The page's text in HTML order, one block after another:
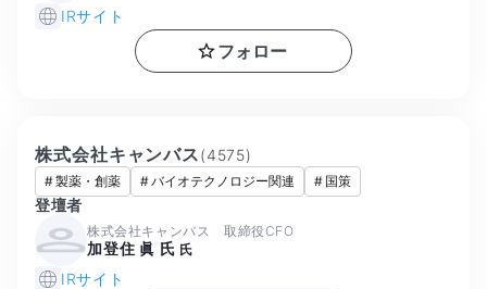
IRサイト
フォロー
株式会社キャンバス(4575)
#製薬・創薬 #バイオテクノロジー関連 # 国策
登壇者
株式会社キャンバス 取締役CFO
加登住 眞 氏 氏
IRサイト